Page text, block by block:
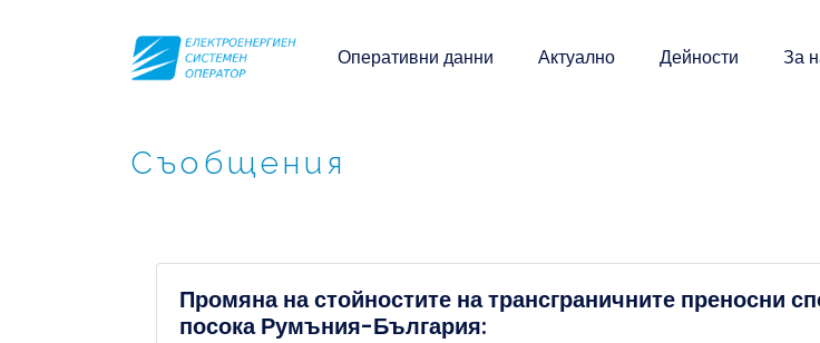
Оперативни данни Актуално Дейности За
Съобщения
Промяна на стойностите на трансграничните преносни
посока Румъния-България: